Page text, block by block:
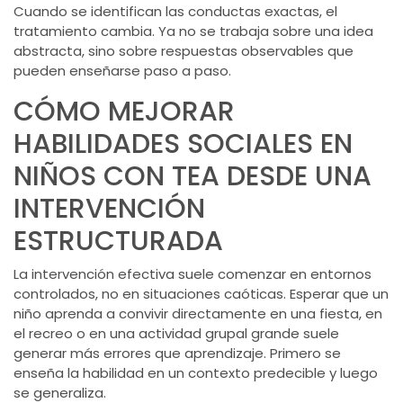
Cuando se identifican las conductas exactas, el
tratamiento cambia. Ya no se trabaja sobre una idea
abstracta, sino sobre respuestas observables que
pueden enseñarse paso a paso.
CÓMO MEJORAR
HABILIDADES SOCIALES EN
NIÑOS CON TEA DESDE UNA
INTERVENCIÓN
ESTRUCTURADA
La intervención efectiva suele comenzar en entornos
controlados, no en situaciones caóticas. Esperar que un
niño aprenda a convivir directamente en una fiesta, en
el recreo o en una actividad grupal grande suele
generar más errores que aprendizaje. Primero se
enseña la habilidad en un contexto predecible y luego
se generaliza.